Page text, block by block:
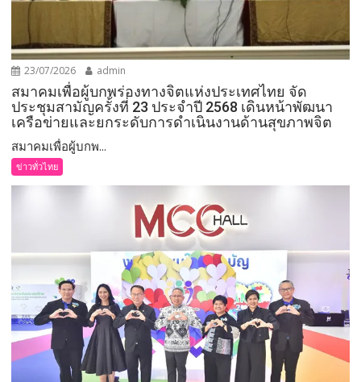
23/07/2026 admin
สมาคมเพื่อผู้บกพร่องทางจิตแห่งประเทศไทย จัด
ประชุมสามัญครั้งที่ 23 ประจำปี 2568 เดินหน้าพัฒนา
เครือข่ายและยกระดับการดำเนินงานด้านสุขภาพจิต
สมาคมเพื่อผู้บกพ...
ข่าวทั่วไทย